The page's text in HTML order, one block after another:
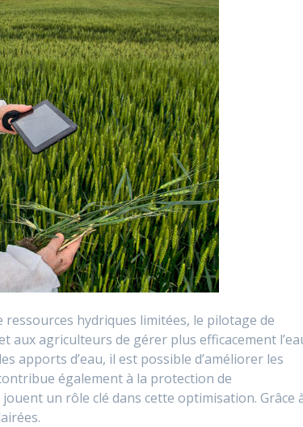
hydriques limitées, le pilotage de
aux agriculteurs de gérer plus efficacement
apports d’eau, il est possible d’améliorer les
également à la protection de
un rôle clé dans cette optimisation. Grâce